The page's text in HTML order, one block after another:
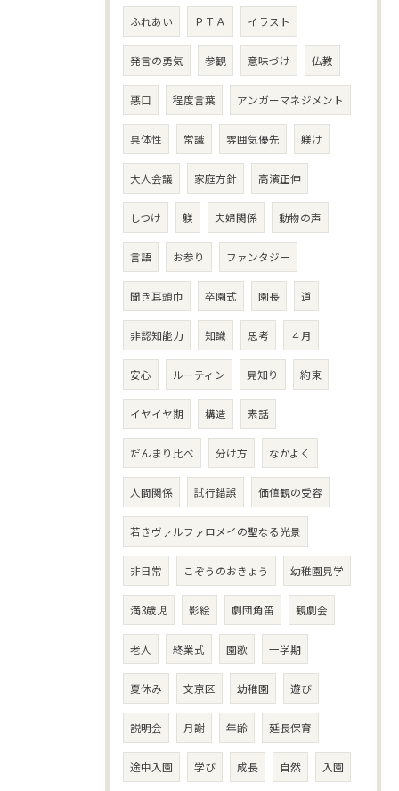
ふれあい ＰＴＡ イラスト
発言の勇気 参観 意味づけ 仏教
悪口 程度言葉 アンガーマネジメント
具体性 常識 雰囲気優先 躾け
大人会議 家庭方針 高濱正伸
しつけ 躾 夫婦関係 動物の声
言語 お参り ファンタジー
聞き耳頭巾 卒園式 園長 道
非認知能力 知識 思考 ４月
安心 ルーティン 見知り 約束
イヤイヤ期 構造 素話
だんまり比べ 分け方 なかよく
人間関係 試行錯誤 価値観の受容
若きヴァルファロメイの聖なる光景
非日常 こぞうのおきょう 幼稚園見学
満3歳児 影絵 劇団角笛 観劇会
老人 終業式 園歌 一学期
夏休み 文京区 幼稚園 遊び
説明会 月謝 年齢 延長保育
途中入園 学び 成長 自然 入園